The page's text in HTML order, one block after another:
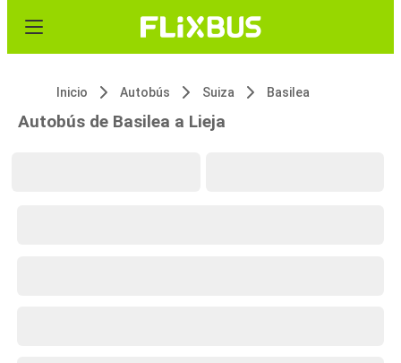
Inicio Autobús Suiza Basilea
Autobús de Basilea a Lieja